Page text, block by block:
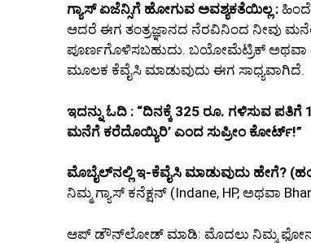
ಗ್ಯಾಸ್ ಏಜೆನ್ಸಿಗೆ ಹೋಗುವ ಅವಶ್ಯಕತೆಯಿಲ್ಲ : ಹಿಂದೆ
ಆದರೆ ಈಗ ತಂತ್ರಜ್ಞಾನದ ನೆರವಿನಿಂದ ನೀವು
ಪೂರ್ಣಗೊಳಿಸಬಹುದು. ಬಯೋಮೆಟ್ರಿಕ್ ಅಥವಾ
ಮೂಲಕ ಕೆವೈಸಿ ಮಾಡುವುದು ಈಗ ಸಾಧ್ಯವಾಗಿದೆ.
ಇದನ್ನು ಓದಿ : “ದಿನಕ್ಕೆ 325 ರೂ. ಗಳಿಸುವ
ಮನೆಗೆ ಕರೆದೊಯ್ಯಿರಿ’ ಎಂದ ಸುಪ್ರೀಂ ಕೋರ್ಟ್!”
ಮೊಬೈಲ್‌ನಲ್ಲಿ ಇ-ಕೆವೈಸಿ ಮಾಡುವುದು ಹೇಗೆ?
ನಿಮ್ಮ ಗ್ಯಾಸ್ ಕನೆಕ್ಷನ್ (Indane, HP, ಅಥವಾ
ಆಪ್ ಡೌನ್‌ಲೋಡ್ ಮಾಡಿ: ಮೊದಲು ನಿಮ್ಮ